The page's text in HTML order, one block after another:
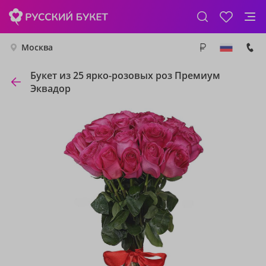
Москва
Букет из 25 ярко-розовых роз Премиум
Эквадор